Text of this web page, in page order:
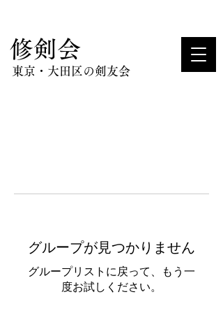
​修剣会
東京・大田区の剣友会
グループが見つかりません
グループリストに戻って、もう一
度お試しください。